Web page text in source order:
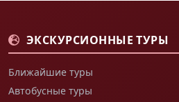
ЭКСКУРСИОННЫЕ ТУРЫ
Ближайшие туры
Автобусные туры